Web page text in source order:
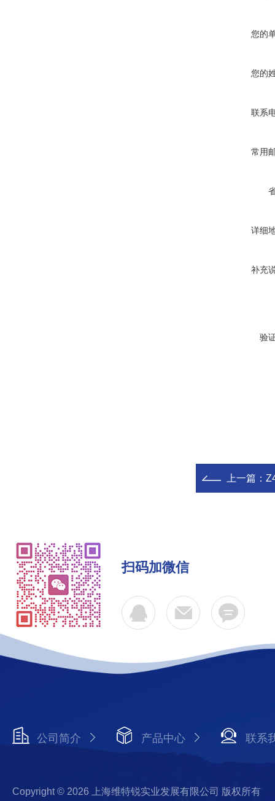
您的
您的
联系
常用
详细
补充
验
上一篇：
扫码加微信
公司简介 产品中心 联系
Copyright © 2026 上海维特锐实业发展有限公司 版权所有